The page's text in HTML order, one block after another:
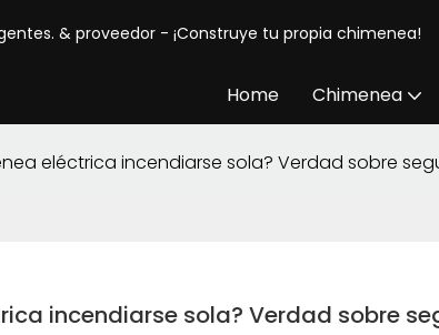
& proveedor - ¡Construye tu propia chimenea!
Home Chimenea
eléctrica incendiarse sola? Verdad sobre
incendiarse sola? Verdad sobre